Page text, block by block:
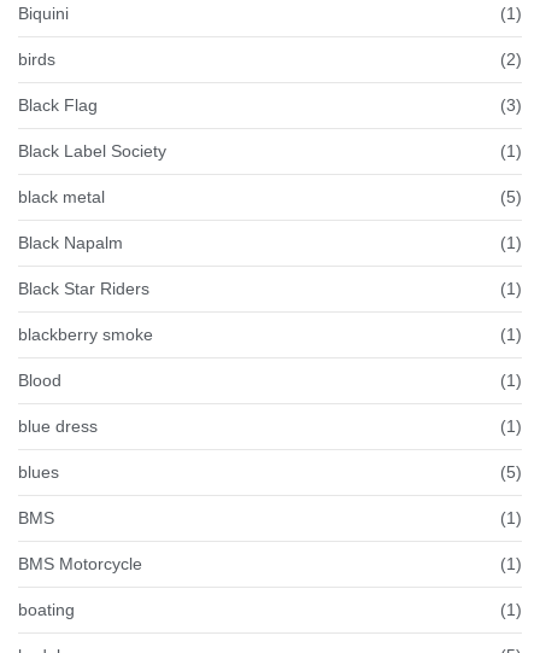
Biquini (1)
birds (2)
Black Flag (3)
Black Label Society (1)
black metal (5)
Black Napalm (1)
Black Star Riders (1)
blackberry smoke (1)
Blood (1)
blue dress (1)
blues (5)
BMS (1)
BMS Motorcycle (1)
boating (1)